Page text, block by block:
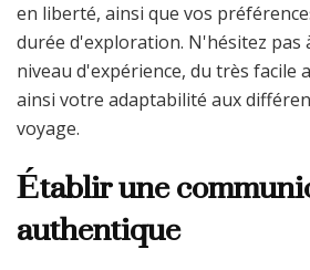
en liberté, ainsi que vos
durée d'exploration. N'hésitez pas
niveau d'expérience, du très facile
ainsi votre adaptabilité aux
voyage.
Établir une
authentique